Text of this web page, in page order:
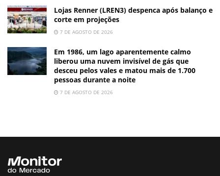
Lojas Renner (LREN3) despenca após balanço e
corte em projeções
7 DE AGOSTO DE 2026
Em 1986, um lago aparentemente calmo
liberou uma nuvem invisível de gás que
desceu pelos vales e matou mais de 1.700
pessoas durante a noite
7 DE AGOSTO DE 2026